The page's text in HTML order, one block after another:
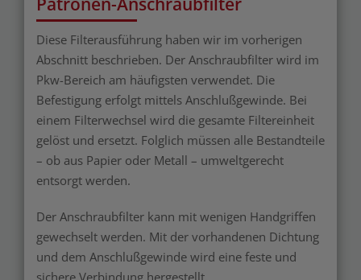
Diese Filterausführung haben wir im vorherigen
Abschnitt beschrieben. Der Anschraubfilter wird im
Pkw-Bereich am häufigsten verwendet. Die
Befestigung erfolgt mittels Anschlußgewinde. Bei
einem Filterwechsel wird die gesamte Filtereinheit
gelöst und ersetzt. Folglich müssen alle Bestandteile
– ob aus Papier oder Metall – umweltgerecht
entsorgt werden.
Der Anschraubfilter kann mit wenigen Handgriffen
gewechselt werden. Mit der vorhandenen Dichtung
und dem Anschlußgewinde wird eine feste und